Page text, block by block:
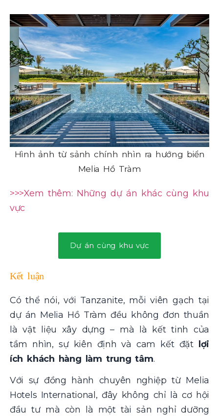
Hình ảnh từ sảnh chính nhìn ra hướng biển
Melia Hồ Tràm
>>>Xem thêm: Những dự án khác cùng khu
vực
Dự án cùng khu vực
Kết luận
Có thể nói, với Tanzanite, mỗi viên gạch tại
dự án Melia Hồ Tràm đều không đơn thuần
là vật liệu xây dựng – mà là kết tinh của
tầm nhìn, sự kiên định và cam kết đặt lợi
ích khách hàng làm trung tâm.
Với sự đồng hành chuyên nghiệp từ Melia
Hotels International, đây không chỉ là cơ hội
đầu tư mà còn là một tài sản nghỉ dưỡng